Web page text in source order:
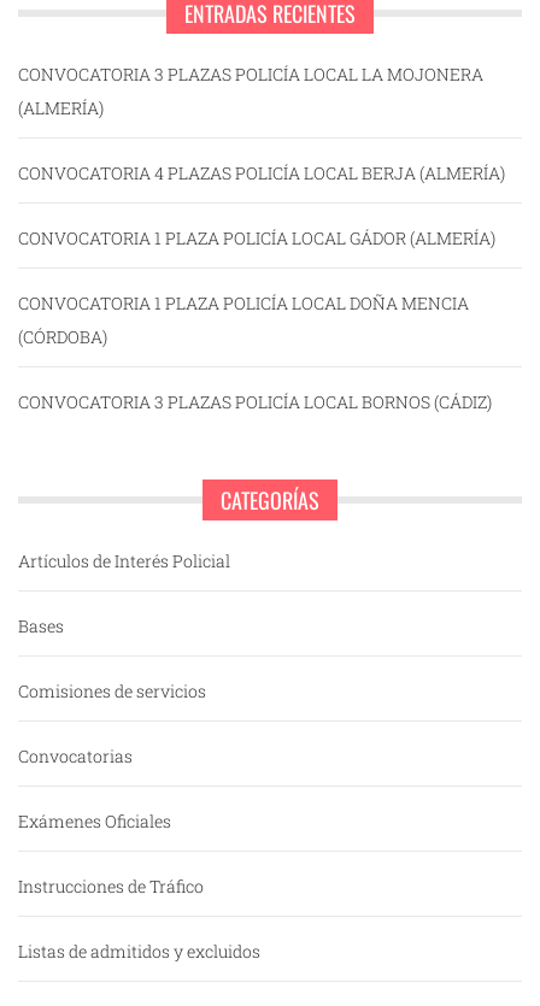
ENTRADAS RECIENTES
CONVOCATORIA 3 PLAZAS POLICÍA LOCAL LA MOJONERA
(ALMERÍA)
CONVOCATORIA 4 PLAZAS POLICÍA LOCAL BERJA (ALMERÍA)
CONVOCATORIA 1 PLAZA POLICÍA LOCAL GÁDOR (ALMERÍA)
CONVOCATORIA 1 PLAZA POLICÍA LOCAL DOÑA MENCIA
(CÓRDOBA)
CONVOCATORIA 3 PLAZAS POLICÍA LOCAL BORNOS (CÁDIZ)
CATEGORÍAS
Artículos de Interés Policial
Bases
Comisiones de servicios
Convocatorias
Exámenes Oficiales
Instrucciones de Tráfico
Listas de admitidos y excluidos